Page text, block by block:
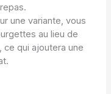
une variante, vous
au lieu de
qui ajoutera une